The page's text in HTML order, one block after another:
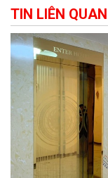
TIN LIÊN QUAN